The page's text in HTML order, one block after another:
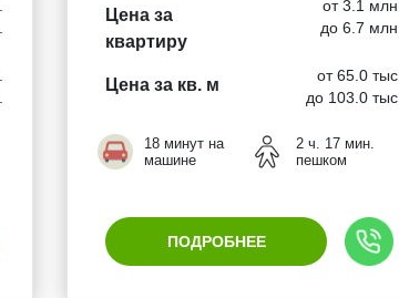
Цена за
квартиру
от 3.1 млн.
до 6.7 млн.
Цена за кв. м
от 65.0 тыс.
до 103.0 тыс.
18 минут на
машине
2 ч. 17 мин.
пешком
ПОДРОБНЕЕ